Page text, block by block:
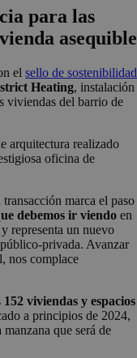
para las
asequible
elsello de sostenibilidad
Heating, instalación
viviendas del barrio de
arquitectura realizado
oficina de
marca el paso
debemos ir viendo en
representa un nuevo
privada. Avanzar
nos complace
152 viviendas y espacios
a principios de 2024,
que será de